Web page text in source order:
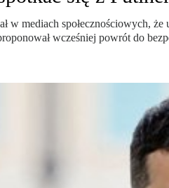
w mediach społecznościowych,
wcześniej powrót do